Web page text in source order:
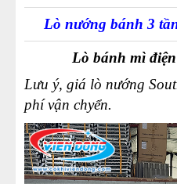
Lò nướng bánh 3
Lò bánh mì điện
Lưu ý, giá lò nướng
phí vận chyển.